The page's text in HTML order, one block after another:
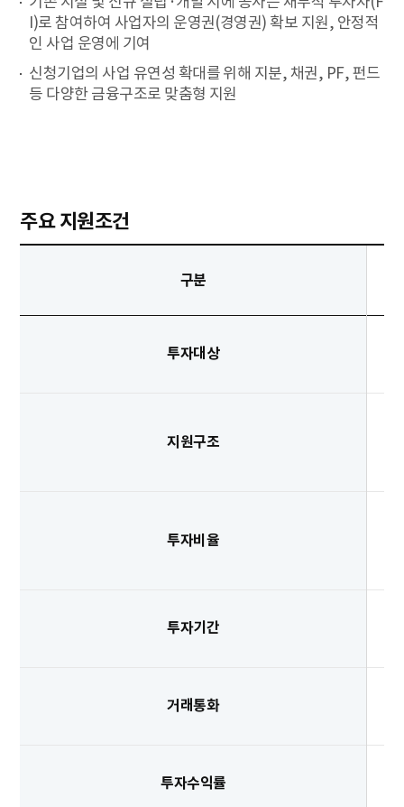
I)로 참여하여 사업자의 운영권(경영권) 확보 지원, 안정적
인 사업 운영에 기여
신청기업의 사업 유연성 확대를 위해 지분, 채권, PF, 펀드
등 다양한 금융구조로 맞춤형 지원
주요 지원조건
구분
투자대상
지원구조
투자비율
투자기간
거래통화
투자수익률